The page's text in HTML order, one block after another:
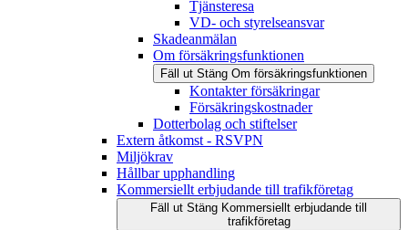
Tjänsteresa
VD- och styrelseansvar
Skadeanmälan
Om försäkringsfunktionen
Fäll ut Stäng Om försäkringsfunktionen
Kontakter försäkringar
Försäkringskostnader
Dotterbolag och stiftelser
Extern åtkomst - RSVPN
Miljökrav
Hållbar upphandling
Kommersiellt erbjudande till trafikföretag
Fäll ut Stäng Kommersiellt erbjudande till
trafikföretag